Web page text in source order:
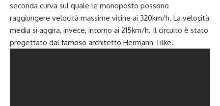
seconda curva sul quale le monoposto possono
raggiungere velocità massime vicine ai 320km/h. La velocità
media si aggira, invece, intorno ai 215km/h. Il circuito è stato
progettato dal famoso architetto Hermann Tilke.